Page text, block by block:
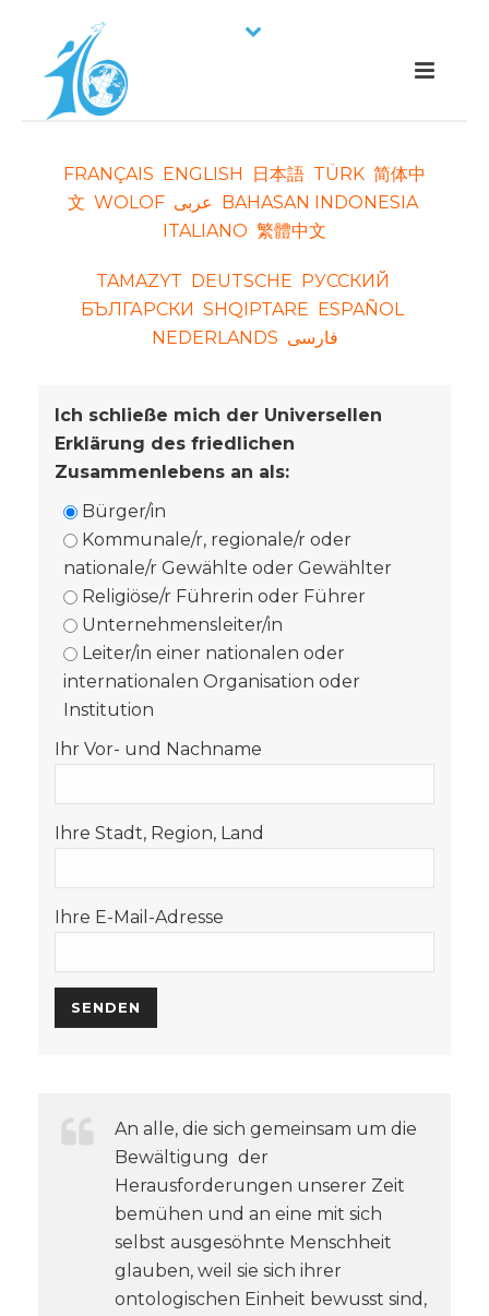
FRANÇAIS ENGLISH 日本語 TÜRK 简体中
文 WOLOF عربی BAHASAN INDONESIA
ITALIANO 繁體中文
TAMAZYT DEUTSCHE РУССКИЙ
БЪЛГАРСКИ SHQIPTARE ESPAÑOL
NEDERLANDS فارسی
Ich schließe mich der Universellen
Erklärung des friedlichen
Zusammenlebens an als:
Bürger/in
Kommunale/r, regionale/r oder
nationale/r Gewählte oder Gewählter
Religiöse/r Führerin oder Führer
Unternehmensleiter/in
Leiter/in einer nationalen oder
internationalen Organisation oder
Institution
Ihr Vor- und Nachname
Ihre Stadt, Region, Land
Ihre E-Mail-Adresse
An alle, die sich gemeinsam um die
Bewältigung der
Herausforderungen unserer Zeit
bemühen und an eine mit sich
selbst ausgesöhnte Menschheit
glauben, weil sie sich ihrer
ontologischen Einheit bewusst sind,